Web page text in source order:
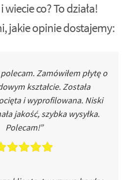
wiecie co? To działa!
jakie opinie dostajemy:
Zamówiłem płytę o
kształcie. Została
i wyprofilowana. Niski
jakość, szybka wysyłka.
Polecam!”